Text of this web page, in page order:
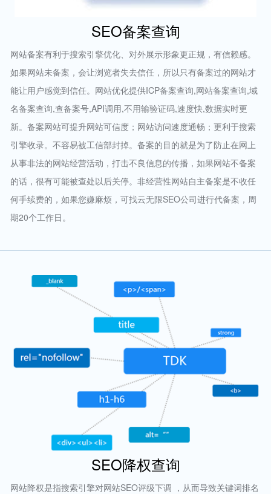
SEO备案查询
网站备案有利于搜索引擎优化、对外展示形象更正规，有信赖感。
如果网站未备案，会让浏览者失去信任，所以只有备案过的网站才
能让用户感觉到信任。网站优化提供ICP备案查询,网站备案查询,域
名备案查询,查备案号,API调用,不用输验证码,速度快,数据实时更
新。备案网站可提升网站可信度；网站访问速度通畅；更利于搜索
引擎收录。不容易被工信部封掉。备案的目的就是为了防止在网上
从事非法的网站经营活动，打击不良信息的传播，如果网站不备案
的话，很有可能被查处以后关停。非经营性网站自主备案是不收任
何手续费的，如果您嫌麻烦，可找云无限SEO公司进行代备案，周
期20个工作日。
SEO降权查询
网站降权是指搜索引擎对网站SEO评级下调 ，从而导致关键词排名